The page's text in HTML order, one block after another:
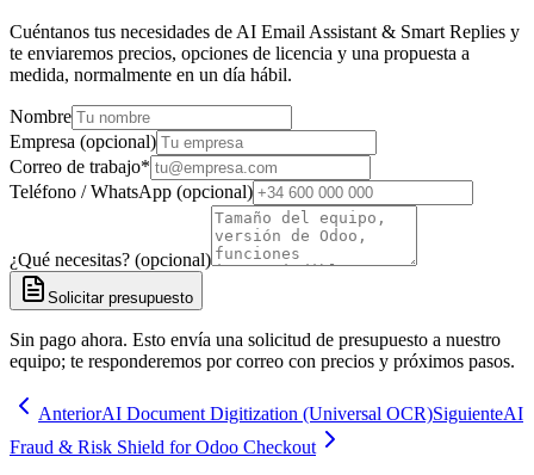
Cuéntanos tus necesidades de AI Email Assistant & Smart Replies y
te enviaremos precios, opciones de licencia y una propuesta a
medida, normalmente en un día hábil.
Nombre
Empresa (opcional)
Correo de trabajo*
Teléfono / WhatsApp (opcional)
¿Qué necesitas? (opcional)
Solicitar presupuesto
Sin pago ahora. Esto envía una solicitud de presupuesto a nuestro
equipo; te responderemos por correo con precios y próximos pasos.
AnteriorAI Document Digitization (Universal OCR)SiguienteAI
Fraud & Risk Shield for Odoo Checkout